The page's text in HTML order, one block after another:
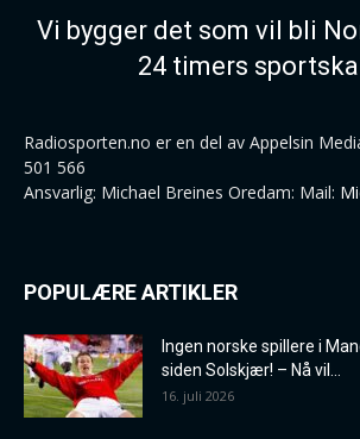
Vi bygger det som vil bli
24 timers
Radiosporten.no er en del av Appelsin
501 566
Ansvarlig: Michael Breines Oredam: Mail:
POPULÆRE ARTIKLER
Ingen norske spillere i
siden Solskjær! – Nå vil...
16. juli 2026